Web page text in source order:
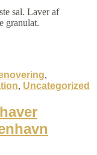
sal. Laver af
granulat.
,
, Uncategorized